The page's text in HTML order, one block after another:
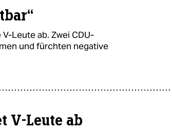
Leute ab. Zwei CDU-
und fürchten negative
V-Leute ab